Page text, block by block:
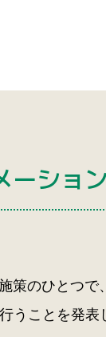
ーショ
策のひとつ
うことを発表